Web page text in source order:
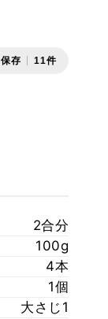
保存 11件
2合分
100g
4本
1個
大さじ1